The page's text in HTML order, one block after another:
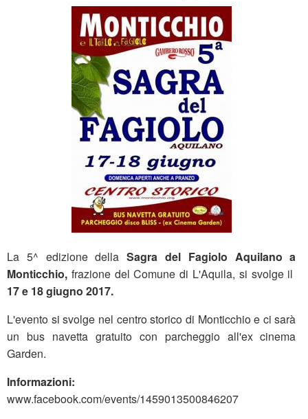
La 5^ edizione dellaSagra del Fagiolo Aquilano a
Monticchio, frazione del Comune di L'Aquila, si svolge il
17 e 18 giugno 2017.
L'evento si svolge nel centro storico di Monticchio e ci sarà
un bus navetta gratuito con parcheggio all'ex cinema
Garden.
Informazioni:
www.facebook.com/events/1459013500846207